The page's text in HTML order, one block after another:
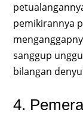
pemikirannya
sanggup
bilangan
4.